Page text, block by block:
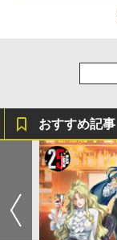
おすすめ記事